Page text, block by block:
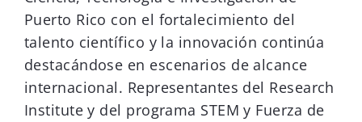
Puerto Rico con el fortalecimiento del
talento científico y la innovación continúa
destacándose en escenarios de alcance
internacional. Representantes del Research
Institute y del programa STEM y Fuerza de